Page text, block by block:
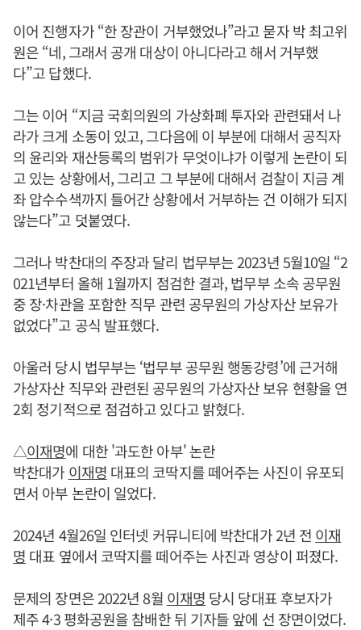
이어 진행자가 “한 장관이 거부했었나”라고 묻자 박 최고위
원은 “네, 그래서 공개 대상이 아니다라고 해서 거부했
다”고 답했다.
그는 이어 “지금 국회의원의 가상화폐 투자와 관련돼서 나
라가 크게 소동이 있고, 그다음에 이 부분에 대해서 공직자
의 윤리와 재산등록의 범위가 무엇이냐가 이렇게 논란이 되
고 있는 상황에서, 그리고 그 부분에 대해서 검찰이 지금 계
좌 압수수색까지 들어간 상황에서 거부하는 건 이해가 되지
않는다”고 덧붙였다.
그러나 박찬대의 주장과 달리 법무부는 2023년 5월10일 “2
021년부터 올해 1월까지 점검한 결과, 법무부 소속 공무원
중 장·차관을 포함한 직무 관련 공무원의 가상자산 보유가
없었다”고 공식 발표했다.
아울러 당시 법무부는 ‘법무부 공무원 행동강령’에 근거해
가상자산 직무와 관련된 공무원의 가상자산 보유 현황을 연
2회 정기적으로 점검하고 있다고 밝혔다.
△이재명에 대한 '과도한 아부' 논란
박찬대가 이재명 대표의 코딱지를 떼어주는 사진이 유포되
면서 아부 논란이 일었다.
2024년 4월26일 인터넷 커뮤니티에 박찬대가 2년 전 이재
명 대표 옆에서 코딱지를 떼어주는 사진과 영상이 퍼졌다.
문제의 장면은 2022년 8월 이재명 당시 당대표 후보자가
제주 4·3 평화공원을 참배한 뒤 기자들 앞에 선 장면이었다.